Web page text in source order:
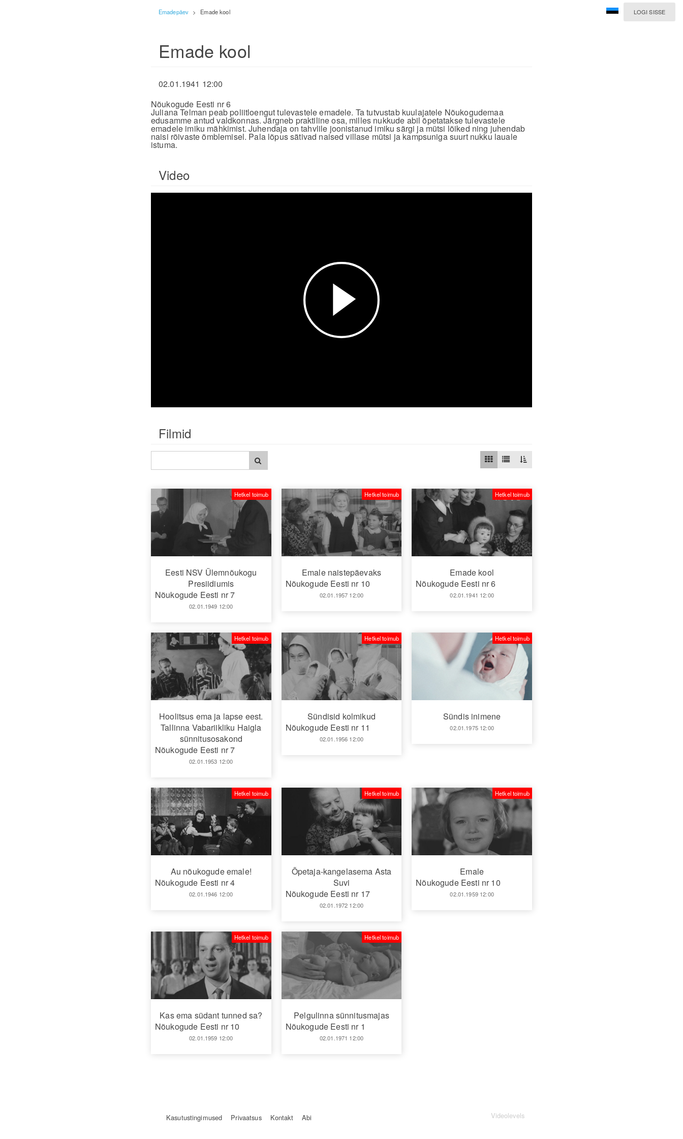
LOGI SISSE
Emadepäev > Emade kool
Emade kool
02.01.1941 12:00
Nõukogude Eesti nr 6
Juliana Telman peab poliitloengut tulevastele emadele. Ta tutvustab kuulajatele Nõukogudemaa
edusamme antud valdkonnas. Järgneb praktiline osa, milles nukkude abil õpetatakse tulevastele
emadele imiku mähkimist. Juhendaja on tahvlile joonistanud imiku särgi ja mütsi lõiked ning juhendab
naisi rõivaste õmblemisel. Pala lõpus sätivad naised villase mütsi ja kampsuniga suurt nukku lauale
istuma.
Video
Esita
video
Filmid
Eesti NSV Ülemnõukogu
Presiidiumis
Nõukogude Eesti nr 7
02.01.1949 12:00
Hetkel toimub
Emale naistepäevaks
Nõukogude Eesti nr 10
02.01.1957 12:00
Hetkel toimub
Emade kool
Nõukogude Eesti nr 6
02.01.1941 12:00
Hetkel toimub
Hoolitsus ema ja lapse eest.
Tallinna Vabariikliku Haigla
sünnitusosakond
Nõukogude Eesti nr 7
02.01.1953 12:00
Hetkel toimub
Sündisid kolmikud
Nõukogude Eesti nr 11
02.01.1956 12:00
Hetkel toimub
Sündis inimene
02.01.1975 12:00
Hetkel toimub
Au nõukogude emale!
Nõukogude Eesti nr 4
02.01.1946 12:00
Hetkel toimub
Õpetaja-kangelasema Asta
Suvi
Nõukogude Eesti nr 17
02.01.1972 12:00
Hetkel toimub
Emale
Nõukogude Eesti nr 10
02.01.1959 12:00
Hetkel toimub
Kas ema südant tunned sa?
Nõukogude Eesti nr 10
02.01.1959 12:00
Hetkel toimub
Pelgulinna sünnitusmajas
Nõukogude Eesti nr 1
02.01.1971 12:00
Hetkel toimub
Kasutustingimused Privaatsus Kontakt Abi Videolevels